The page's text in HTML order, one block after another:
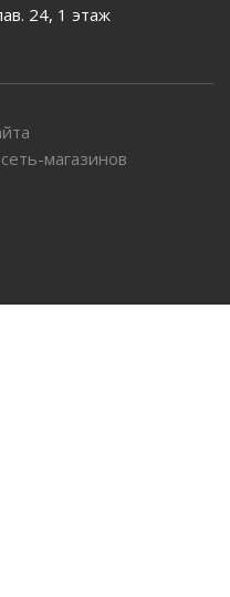
24, 1 этаж
магазинов